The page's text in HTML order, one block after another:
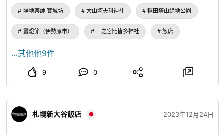
訊 ─・─・─・─・─・─・─・─・─・─・─ ■大山／大山纜
車／大山寺／大山阿夫利神社 大山標高1251.7公尺，位於丹
澤大山國定公園一角，是關東地區相當受歡迎的登山景點！
和東京的高樓大廈，也被選為「神奈川縣的景勝50選」之
一。 ・大山纜車 大山鋼索線（又稱「大山纜車」），全長0.8
天時，通往本堂的石階兩旁，楓葉染紅，是著名的賞楓景點。
屆時還會舉辦「楓葉祭」，非常熱鬧。 御朱印共有4種，另備
陽地藥師 寶城坊 大山阿夫利神社 稻田塔山綠地公園
畫燈節（伊勢原市） 三之宮比皆多神社 飯店
…其他他9件
9 0
札幌新大谷飯店 2023年12月24日